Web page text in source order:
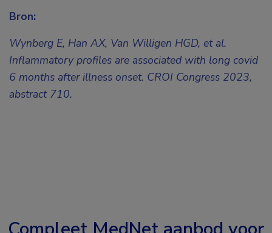
Bron:
Wynberg E, Han AX, Van Willigen HGD, et al.
Inflammatory profiles are associated with long covid
6 months after illness onset. CROI Congress 2023,
abstract 710.